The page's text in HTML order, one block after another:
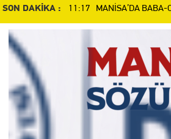
SON DAKİKA : 10:51 Manisa’da Dün
14:48 SALİHLİ’DE DEV
14:37 İl Müdürü Öztürk,
14:27 Manisalı
12:34 Manisa Basket'te